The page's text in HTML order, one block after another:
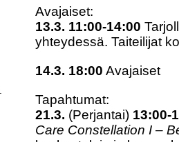
Avajaiset:
13.3. 11:00-14:00
yhteydessä. Taiteilijat
14.3. 18:00 Avajaiset
Tapahtumat:
21.3. (Perjantai) 13:00-
Care Constellation I –